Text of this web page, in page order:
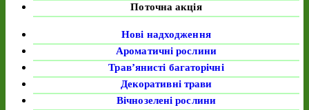
Поточна акція
Нові надходження
Ароматичні рослини
Трав’янисті багаторічні
Декоративні трави
Вічнозелені рослини